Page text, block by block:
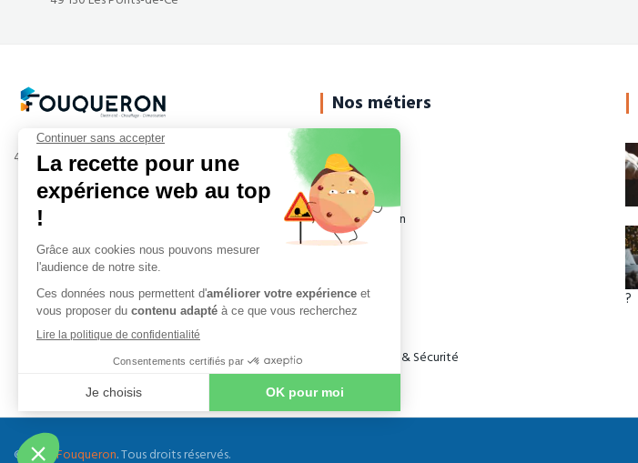
40 ans d'expertise au service de nos clients.
Nos métiers
Électricité
Plomberie
Climatisation
Ventilation
Domotique & Sécurité
?
© 2026Fouqueron. Tous droits réservés.